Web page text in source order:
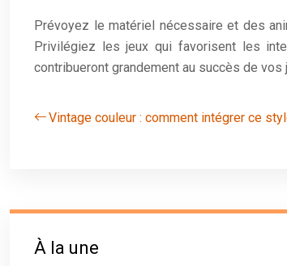
Prévoyez le matériel nécessaire et des
Privilégiez les jeux qui favorisent les
contribueront grandement au succès de vos
Vintage couleur : comment intégrer ce
À la une